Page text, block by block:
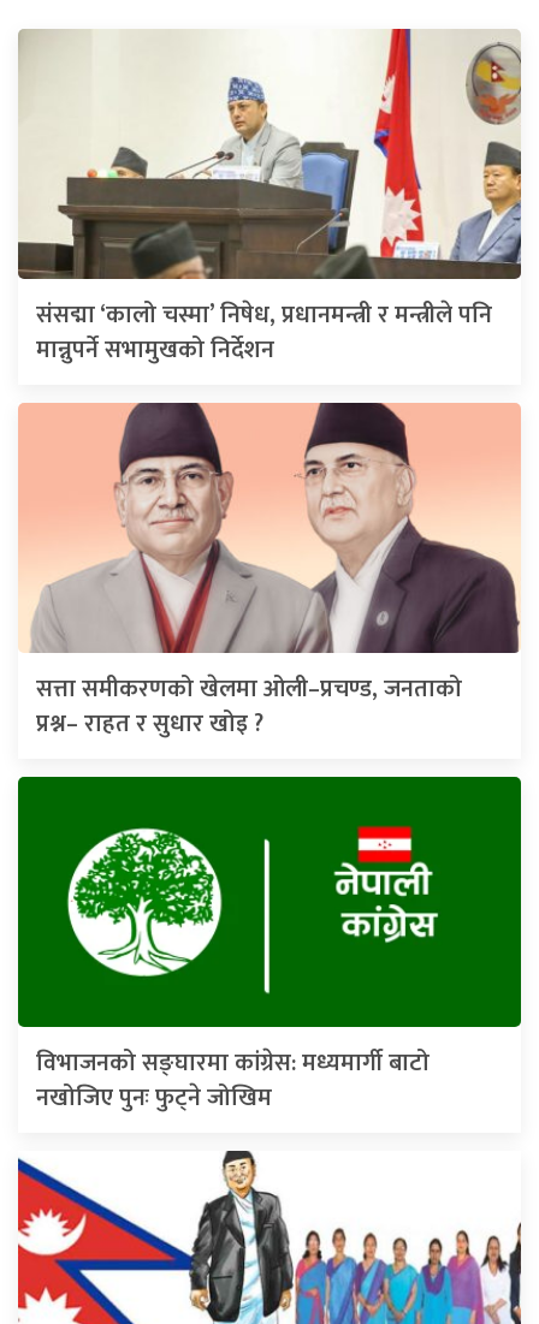
संसद्मा ‘कालो चस्मा’ निषेध, प्रधानमन्त्री र मन्त्रीले पनि
मान्नुपर्ने सभामुखको निर्देशन
सत्ता समीकरणको खेलमा ओली–प्रचण्ड, जनताको
प्रश्न– राहत र सुधार खोइ ?
विभाजनको सङ्घारमा कांग्रेस: मध्यमार्गी बाटो
नखोजिए पुनः फुट्ने जोखिम